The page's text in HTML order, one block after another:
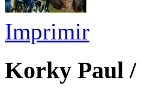
Imprimir
Korky Paul /